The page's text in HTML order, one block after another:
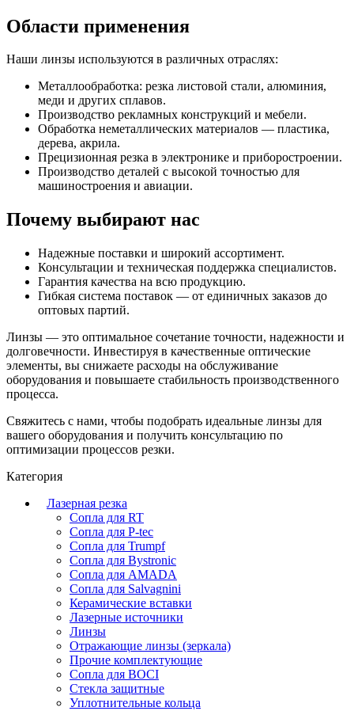
Области применения
Наши линзы используются в различных отраслях:
Металлообработка: резка листовой стали, алюминия,
меди и других сплавов.
Производство рекламных конструкций и мебели.
Обработка неметаллических материалов — пластика,
дерева, акрила.
Прецизионная резка в электронике и приборостроении.
Производство деталей с высокой точностью для
машиностроения и авиации.
Почему выбирают нас
Надежные поставки и широкий ассортимент.
Консультации и техническая поддержка специалистов.
Гарантия качества на всю продукцию.
Гибкая система поставок — от единичных заказов до
оптовых партий.
Линзы — это оптимальное сочетание точности, надежности и
долговечности. Инвестируя в качественные оптические
элементы, вы снижаете расходы на обслуживание
оборудования и повышаете стабильность производственного
процесса.
Свяжитесь с нами, чтобы подобрать идеальные линзы для
вашего оборудования и получить консультацию по
оптимизации процессов резки.
Категория
Лазерная резка
Сопла для RT
Сопла для P-tec
Сопла для Trumpf
Сопла для Bystronic
Сопла для AMADA
Сопла для Salvagnini
Керамические вставки
Лазерные источники
Линзы
Отражающие линзы (зеркала)
Прочие комплектующие
Сопла для BOCI
Стекла защитные
Уплотнительные кольца